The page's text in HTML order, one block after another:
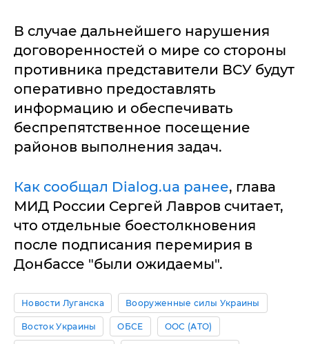
В случае дальнейшего нарушения
договоренностей о мире со стороны
противника представители ВСУ будут
оперативно предоставлять
информацию и обеспечивать
беспрепятственное посещение
районов выполнения задач.
Как сообщал Dialog.ua ранее, глава
МИД России Сергей Лавров считает,
что отдельные боестолкновения
после подписания перемирия в
Донбассе "были ожидаемы".
Новости Луганска Вооруженные силы Украины
Восток Украины ОБСЕ ООС (АТО)